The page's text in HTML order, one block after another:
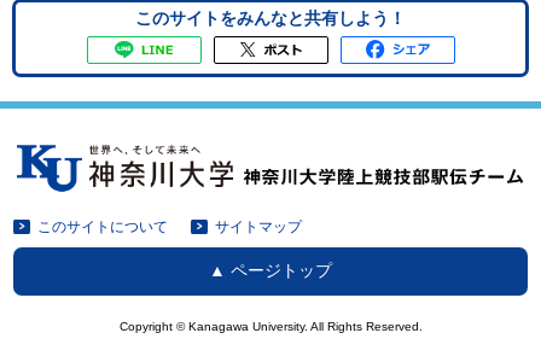
このサイトをみんなと共有しよう！
このサイトについて サイトマップ
ページトップ
Copyright © Kanagawa University. All Rights Reserved.